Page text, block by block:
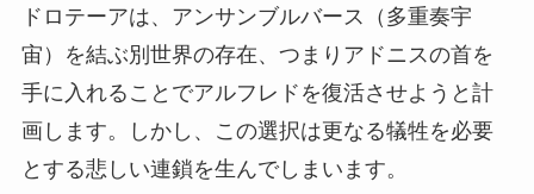
ドロテーアは、アンサンブルバース（多重奏宇
宙）を結ぶ別世界の存在、つまりアドニスの首を
手に入れることでアルフレドを復活させようと計
画します。しかし、この選択は更なる犠牲を必要
とする悲しい連鎖を生んでしまいます。